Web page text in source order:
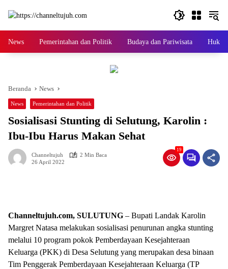
News Pemerintahan dan Politik Budaya dan Pariwisata
Beranda News
News Pemerintahan dan Politik
Sosialisasi Stunting di Selutung, Karolin :
Ibu-Ibu Harus Makan Sehat
Channeltujuh
2 Min Baca
26 April 2022
19
Channeltujuh.com, SULUTUNG – Bupati Landak Karolin
Margret Natasa melakukan sosialisasi penurunan angka stunting
melalui 10 program pokok Pemberdayaan Kesejahteraan
Keluarga (PKK) di Desa Selutung yang merupakan desa binaan
Tim Penggerak Pemberdayaan Kesejahteraan Keluarga (TP